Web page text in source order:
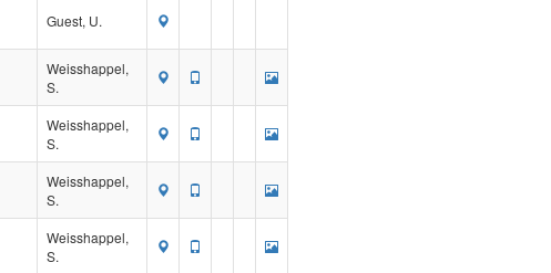
Guest, U.
Weisshappel,
S.
Weisshappel,
S.
Weisshappel,
S.
Weisshappel,
S.